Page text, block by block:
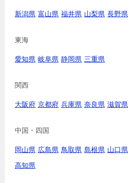
新潟県 富山県 福井県 山梨県 長野県
東海
愛知県 岐阜県 静岡県 三重県
関西
大阪府 京都府 兵庫県 奈良県 滋賀県
中国・四国
岡山県 広島県 鳥取県 島根県 山口県
高知県